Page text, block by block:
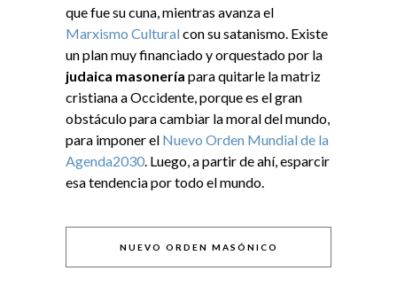
que fue su cuna, mientras avanza el
Marxismo Culturalcon su satanismo. Existe
un plan muy financiado y orquestado por la
judaica masonería para quitarle la matriz
cristiana a Occidente, porque es el gran
obstáculo para cambiar la moral del mundo,
para imponer el Nuevo Orden Mundial de la
Agenda2030 . Luego, a partir de ahí, esparcir
esa tendencia por todo el mundo.
NUEVO ORDEN MASÓNICO